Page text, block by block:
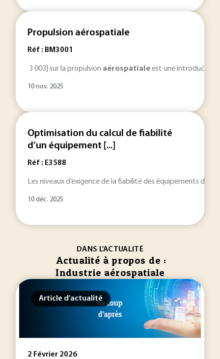
Propulsion aérospatiale
Réf : BM3001
3 003] sur la propulsion aérospatialeest une introduction
10 nov. 2025
Optimisation du calcul de fiabilité
d’un équipement [...]
Réf : E3588
Les niveaux d’exigence de la fiabilité des équipements
10 déc. 2025
DANS L'ACTUALITÉ
Actualité à propos de :
Industrie aérospatiale
Article d'actualité
2 Février 2026